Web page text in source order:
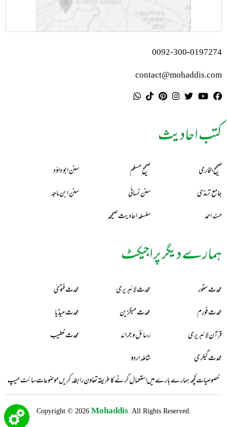
0092-300-0197274
contact@mohaddis.com
کتب احادیث
صحیح بخاری صحیح مسلم
سنن ابو داؤد
جامع ترمذی
سنن نسائی
سنن ابن ماجہ
مسند احمد
سلسلہ احادیث صحیحہ
ہمارے دیگر پراجیکٹ
محدث سٹور محدث لائبریری
محدث فتویٰ
محدث فورم
محدث میگزین
محدث میڈیا
قرآن لائبریری
رسائل و جرائد
محدث خطیب
محدث گیلری
شاملہ اردو
خصوصیاتکچھ ہمارے بارے میںاستعمال کرنے کا طریقہتعاونرابطہ کریںموضوعاتسائٹ میپ
Copyright © 2026 Mohaddis. All Rights Reserved.